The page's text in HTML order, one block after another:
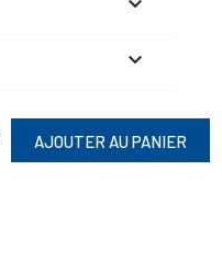
AJOUTER AU PANIER

